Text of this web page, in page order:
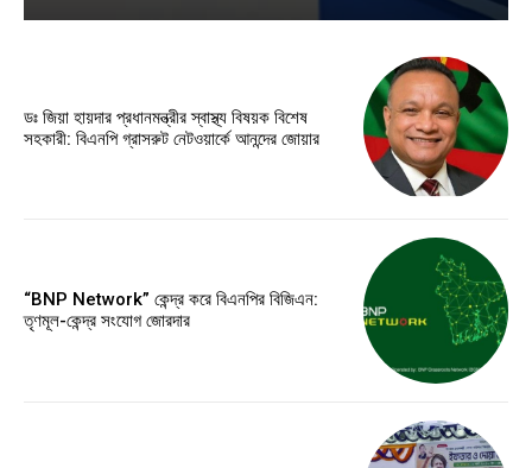
ডঃ জিয়া হায়দার প্রধানমন্ত্রীর স্বাস্থ্য বিষয়ক বিশেষ
সহকারী: বিএনপি গ্রাসরুট নেটওয়ার্কে আনন্দের জোয়ার
“BNP Network” কেন্দ্র করে বিএনপির বিজিএন:
তৃণমূল-কেন্দ্র সংযোগ জোরদার